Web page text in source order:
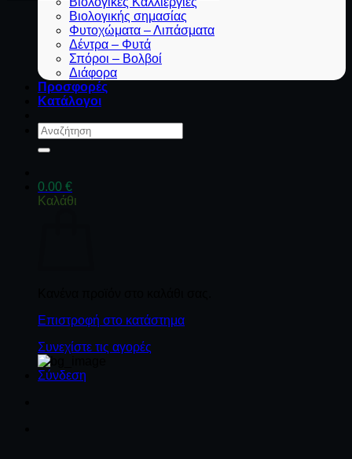
Βιολογικής σημασίας
Φυτοχώματα – Λιπάσματα
Δέντρα – Φυτά
Σπόροι – Βολβοί
Διάφορα
Προσφορές
Κατάλογοι
Αναζήτηση
για:
0.00 €
Καλάθι
Επιστροφή στο κατάστημα
Συνεχίστε τις αγορές
Σύνδεση